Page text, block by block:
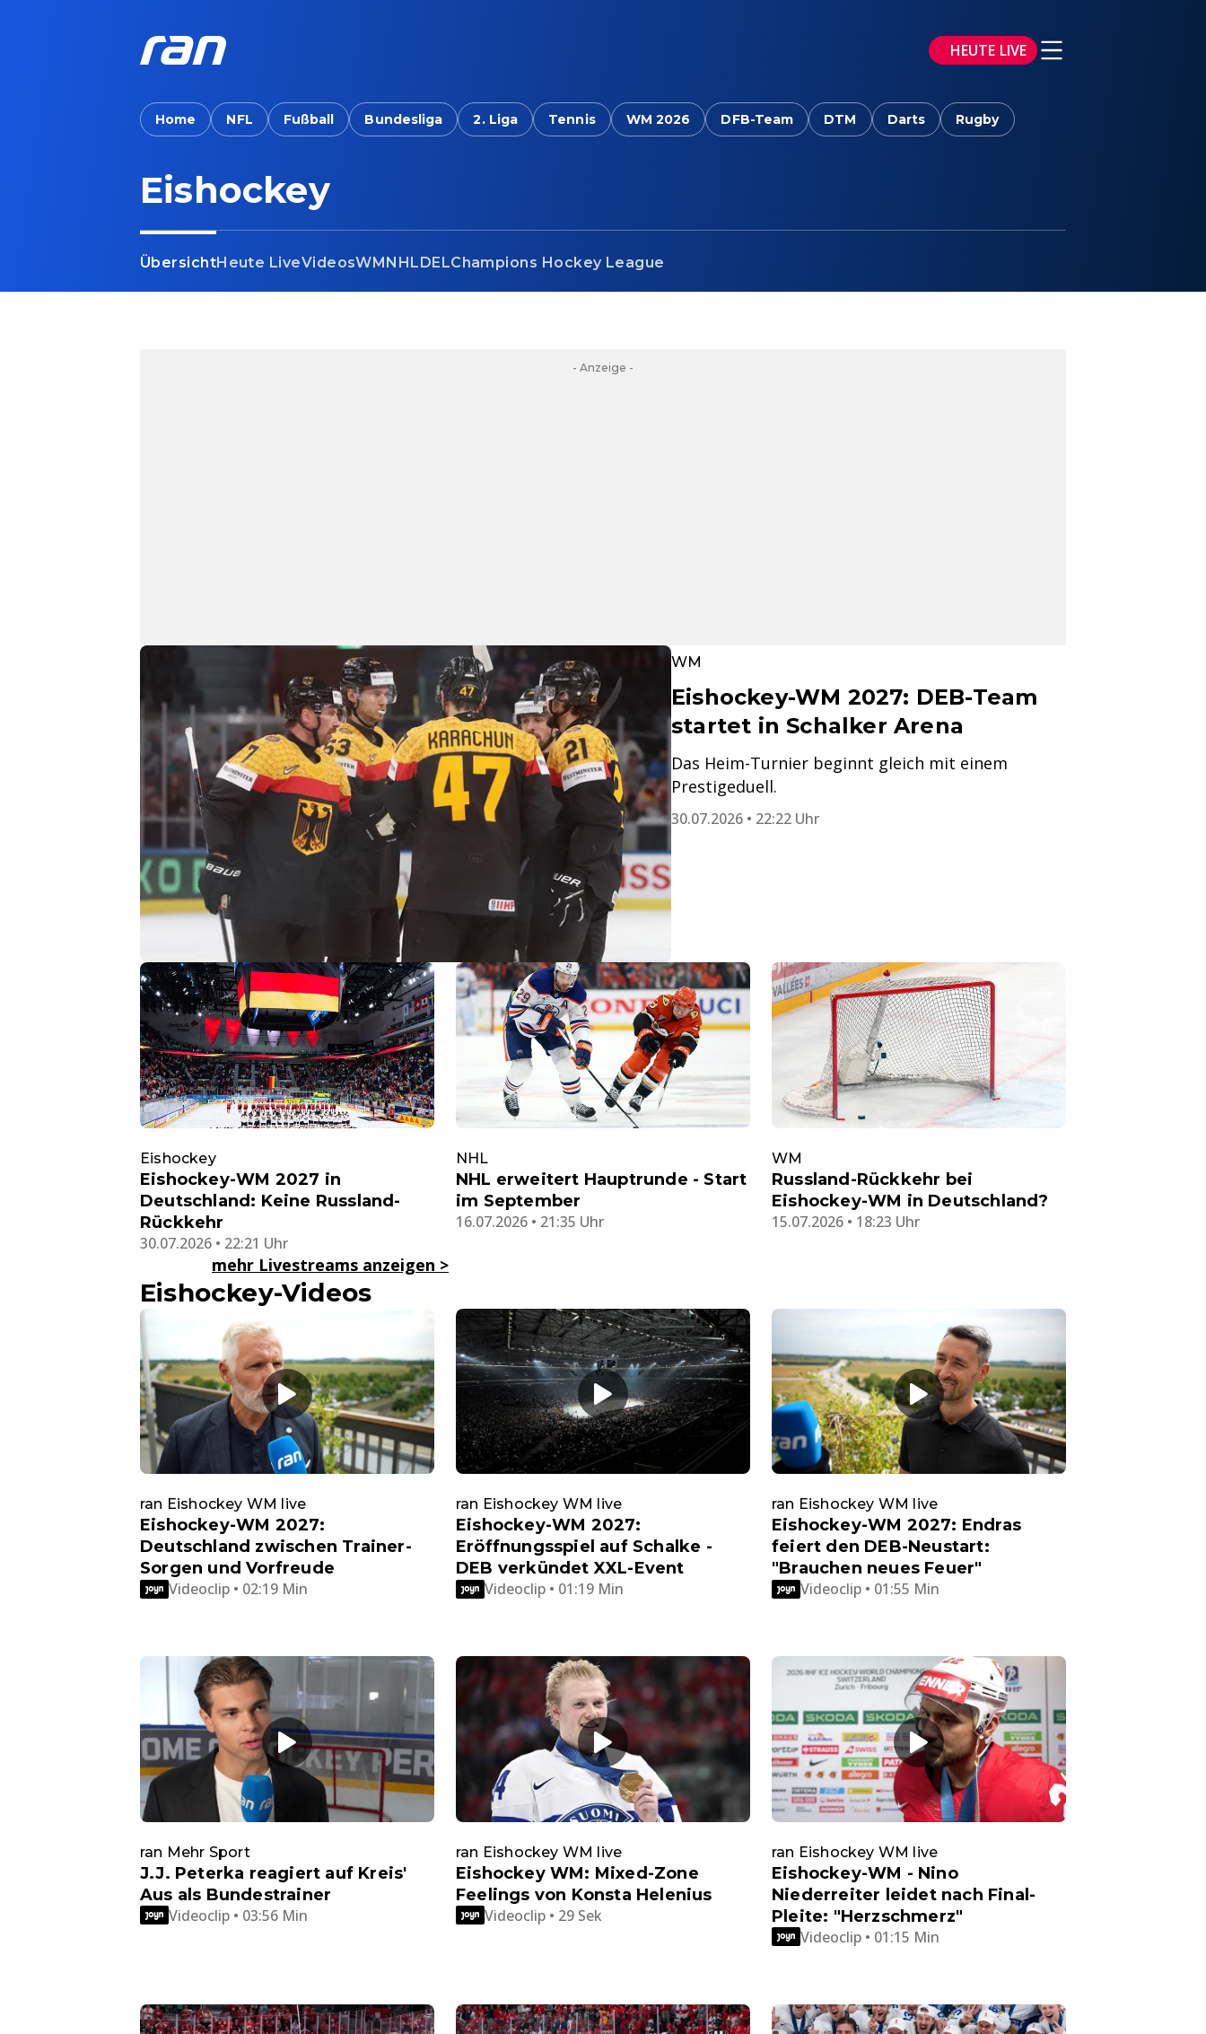
HEUTE LIVE
Home NFL Fußball Bundesliga 2. Liga Tennis WM 2026 DFB-Team DTM Darts Rugby
Eishockey
ÜbersichtHeute LiveVideosWMNHLDELChampions Hockey League
- Anzeige -
WM
Eishockey-WM 2027: DEB-Team
startet in Schalker Arena
Das Heim-Turnier beginnt gleich mit einem
Prestigeduell.
30.07.2026 • 22:22 Uhr
Eishockey
Eishockey-WM 2027 in
Deutschland: Keine Russland-
Rückkehr
30.07.2026 • 22:21 Uhr
NHL
NHL erweitert Hauptrunde - Start
im September
16.07.2026 • 21:35 Uhr
WM
Russland-Rückkehr bei
Eishockey-WM in Deutschland?
15.07.2026 • 18:23 Uhr
mehr Livestreams anzeigen >
Eishockey-Videos
ran Eishockey WM live
Eishockey-WM 2027:
Deutschland zwischen Trainer-
Sorgen und Vorfreude
Videoclip • 02:19 Min
ran Eishockey WM live
Eishockey-WM 2027:
Eröffnungsspiel auf Schalke -
DEB verkündet XXL-Event
Videoclip • 01:19 Min
ran Eishockey WM live
Eishockey-WM 2027: Endras
feiert den DEB-Neustart:
"Brauchen neues Feuer"
Videoclip • 01:55 Min
ran Mehr Sport
J.J. Peterka reagiert auf Kreis'
Aus als Bundestrainer
Videoclip • 03:56 Min
ran Eishockey WM live
Eishockey WM: Mixed-Zone
Feelings von Konsta Helenius
Videoclip • 29 Sek
ran Eishockey WM live
Eishockey-WM - Nino
Niederreiter leidet nach Final-
Pleite: "Herzschmerz"
Videoclip • 01:15 Min